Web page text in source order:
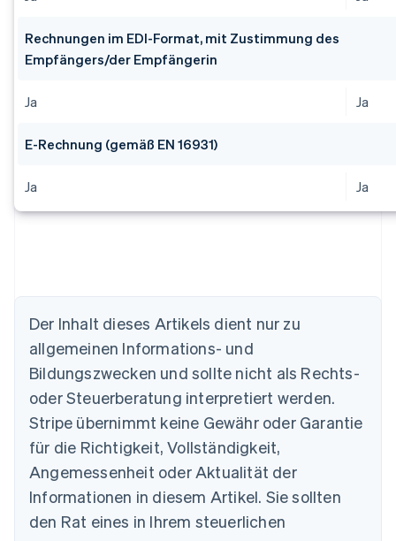
Rechnungen im EDI-Format, mit Zustimmung des
Empfängers/der Empfängerin
Ja Ja
E-Rechnung (gemäß EN 16931)
Ja Ja
Der Inhalt dieses Artikels dient nur zu
allgemeinen Informations- und
Bildungszwecken und sollte nicht als Rechts-
oder Steuerberatung interpretiert werden.
Stripe übernimmt keine Gewähr oder Garantie
für die Richtigkeit, Vollständigkeit,
Angemessenheit oder Aktualität der
Informationen in diesem Artikel. Sie sollten
den Rat eines in Ihrem steuerlichen
Australien
English
Belgien
Nederlands Français DeutschEnglish
Brasilien
PortuguêsEnglish
English
Dänemark
English
Deutschland